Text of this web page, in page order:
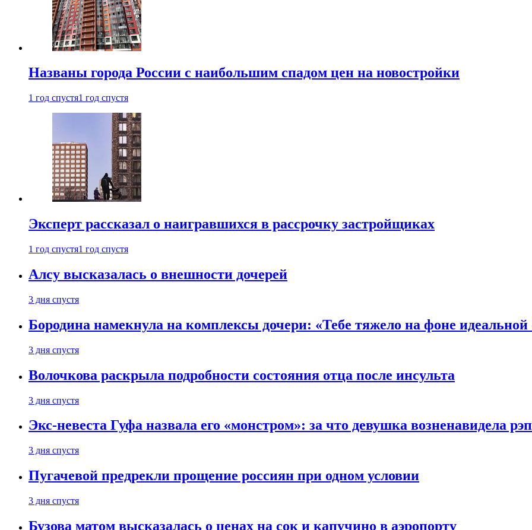
Названы города России с наибольшим спадом цен на новостройки
1 год спустя1 год спустя
Эксперт рассказал о наигравшихся в рассрочку застройщиках
1 год спустя1 год спустя
Алсу высказалась о внешности дочерей
3 дня спустя
Бородина намекнула на комплексы дочери: «Тебе тяжело на фоне идеальной
3 дня спустя
Волочкова раскрыла подробности состояния отца после инсульта
3 дня спустя
Экс-невеста Гуфа назвала его «монстром»: за что девушка возненавидела
3 дня спустя
Пугачевой предрекли прощение россиян при одном условии
3 дня спустя
Бузова матом высказалась о ценах на сок и капучино в аэропорту